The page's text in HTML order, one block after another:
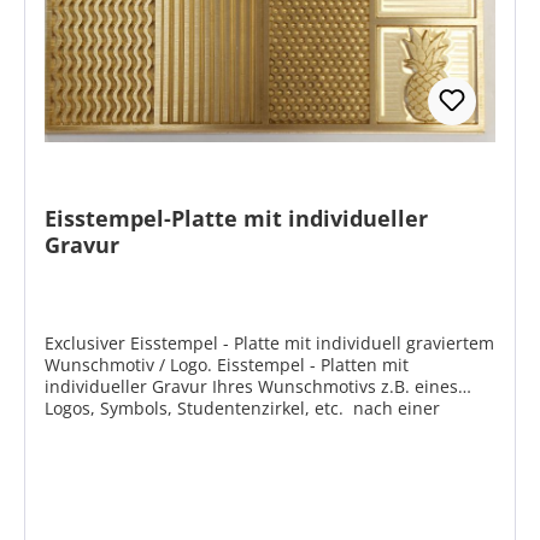
30 x 15 mm 30 x 20 mm30 x 30 mm Produktmerkmale
Stempelplatte massiv Messing Stempelgriff aus
Buchenholz gedrechselt und mahagonifarben lackiert
Klein ca. Ø 33 x 70 mm Groß ca. Ø 43 x 95 mm Die
Größe wählen wir passend zur bestellten
Stempelplatte Wunschmotiv individuell nach Ihrer
gestellen Vektordatei graviert
Eisstempel-Platte mit individueller
Gravur
Exclusiver Eisstempel - Platte mit individuell graviertem
Wunschmotiv / Logo. Eisstempel - Platten mit
individueller Gravur Ihres Wunschmotivs z.B. eines
Logos, Symbols, Studentenzirkel, etc. nach einer